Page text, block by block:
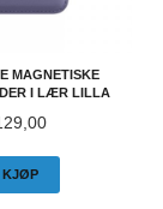
MAGNETISKE
I LÆR LILLA
KJØP